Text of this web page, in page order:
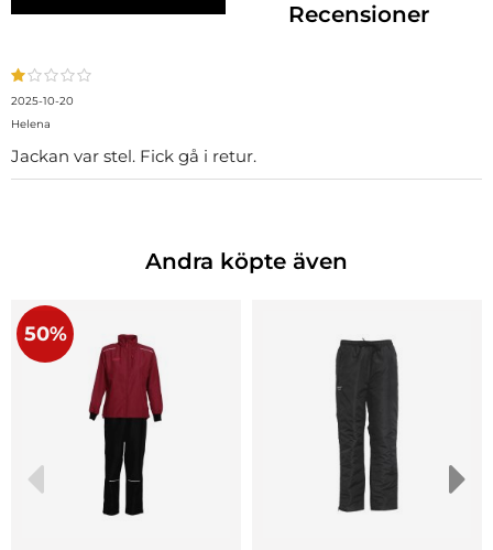
Recensioner
2025-10-20
Helena
Jackan var stel. Fick gå i retur.
Andra köpte även
50%